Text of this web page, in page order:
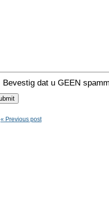
Bevestig dat u GEEN
« Previous post